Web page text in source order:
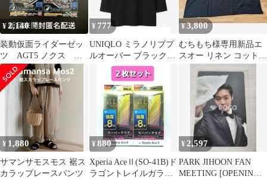
¥2,140
装動仮面ライダーゼッ
ツ AGT5 ノクス ミ
ッドナイトシャドウ
AB 匿名配送
¥ 777
UNIQLO ミラノリブプ
ルオーバー ブラック
Vネック 七分袖 Tシ
¥3,800
むちもち様専用新品エ
スオー リネン コットン
ラウス
¥ 1,880
サマンサモスモス 裾ス
カラップレースパンツ
¥880
Xperia AceⅡ(SO-41B)ド
ラゴントレイルガラス
¥ 2,597
PARK JIHOON FAN
MEETING [OPENING]